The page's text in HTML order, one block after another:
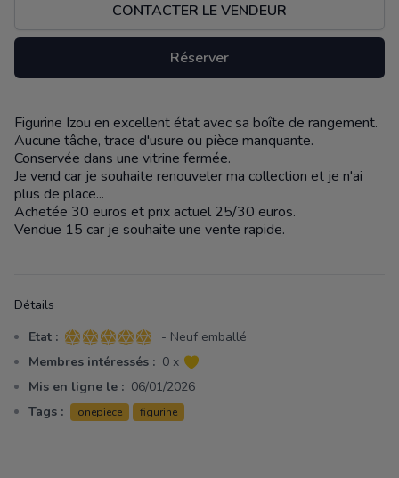
CONTACTER LE VENDEUR
Réserver
Description
Figurine Izou en excellent état avec sa boîte de rangement.
Aucune tâche, trace d'usure ou pièce manquante.
Conservée dans une vitrine fermée.
Je vend car je souhaite renouveler ma collection et je n'ai
plus de place...
Achetée 30 euros et prix actuel 25/30 euros.
Vendue 15 car je souhaite une vente rapide.
Détails
Etat : 5 sur 5 étoiles
- Neuf emballé
Membres intéressés : 0 x
Mis en ligne le : 06/01/2026
Tags :
onepiece figurine